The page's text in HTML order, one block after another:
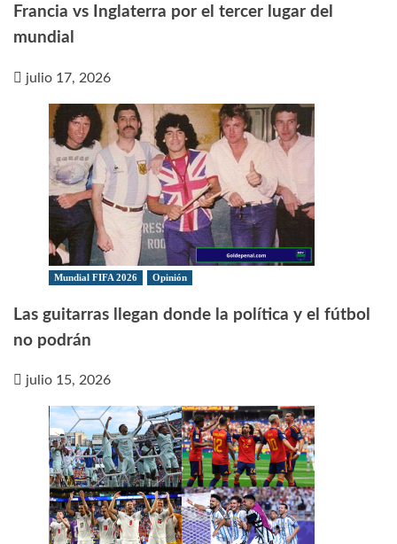
Francia vs Inglaterra por el tercer lugar del
mundial
julio 17, 2026
Mundial FIFA 2026 Opinión
Las guitarras llegan donde la política y el fútbol
no podrán
julio 15, 2026